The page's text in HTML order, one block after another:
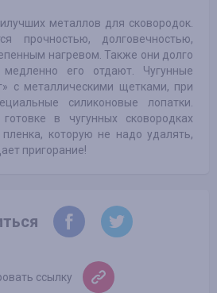
металлов для сковородок.
прочностью, долговечностью,
нагревом. Также они долго
его отдают. Чугунные
с металлическими щетками, при
силиконовые лопатки.
в чугунных сковородках
которую не надо удалять,
пригорание!
ссылку